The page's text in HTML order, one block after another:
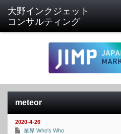
meteor
2020-4-26
業界 Who's Who